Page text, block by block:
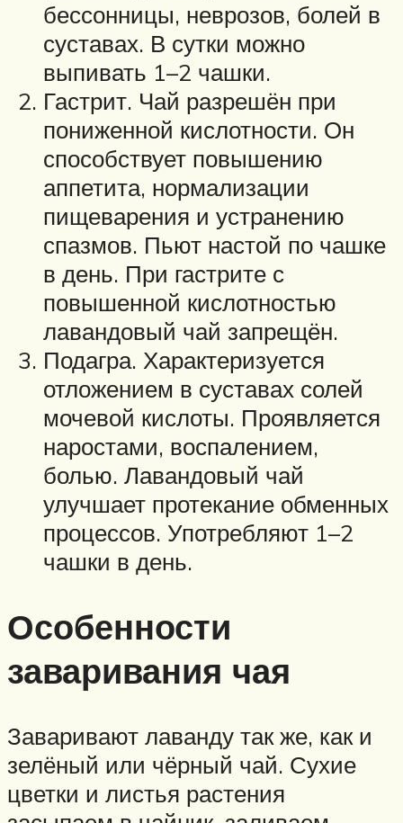
бессонницы, неврозов, болей в
суставах. В сутки можно
выпивать 1–2 чашки.
Гастрит. Чай разрешён при
пониженной кислотности. Он
способствует повышению
аппетита, нормализации
пищеварения и устранению
спазмов. Пьют настой по чашке
в день. При гастрите с
повышенной кислотностью
лавандовый чай запрещён.
Подагра. Характеризуется
отложением в суставах солей
мочевой кислоты. Проявляется
наростами, воспалением,
болью. Лавандовый чай
улучшает протекание обменных
процессов. Употребляют 1–2
чашки в день.
Особенности
заваривания чая
Заваривают лаванду так же, как и
зелёный или чёрный чай. Сухие
цветки и листья растения